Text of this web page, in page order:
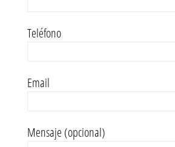
Teléfono
Email
Mensaje (opcional)